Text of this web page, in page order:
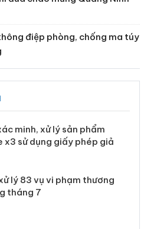
điệp phòng, chống ma túy
xác minh, xử lý sản phẩm
x3 sử dụng giấy phép